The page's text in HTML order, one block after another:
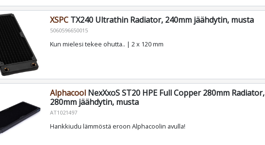
XSPCTX240 Ultrathin Radiator, 240mm jäähdytin, musta
5060596650015
Kun mielesi tekee ohutta.. | 2 x 120 mm
AlphacoolNexXxoS ST20 HPE Full Copper 280mm Radiator,
280mm jäähdytin, musta
AT1021497
Hankkiudu lämmöstä eroon Alphacoolin avulla!